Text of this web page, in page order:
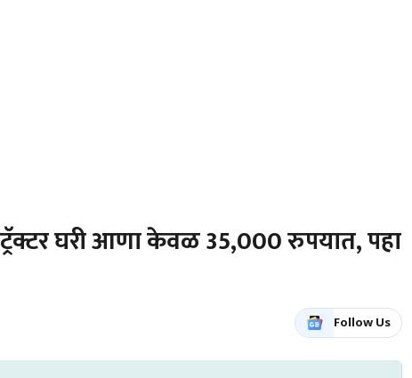
घरी आणा केवळ 35,000 रुपयात, पहा
Follow Us